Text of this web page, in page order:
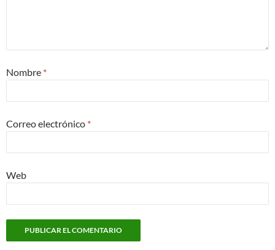
Nombre *
Correo electrónico *
Web